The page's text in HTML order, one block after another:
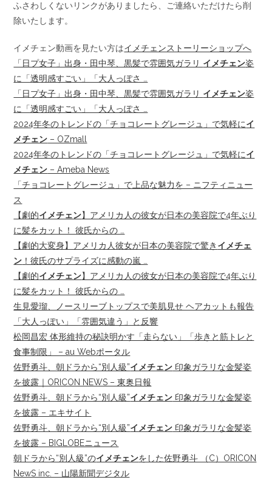
ふさわしくないリンクがありましたら、ご連絡いただけたら削
除いたします。
イメチェン動画を見たい方はイメチェンストーリーショップへ
「日プ女子」出身・田中琴、黒髪で雰囲気ガラリ イメチェン姿
に「透明感すごい」「大人っぽさ …
「日プ女子」出身・田中琴、黒髪で雰囲気ガラリ イメチェン姿
に「透明感すごい」「大人っぽさ …
2024年冬のトレンドの「チョコレートグレージュ」で気軽にイ
メチェン – OZmall
2024年冬のトレンドの「チョコレートグレージュ」で気軽にイ
メチェン – Ameba News
「チョコレートグレージュ」で上品な魅力を – ニフティニュー
ス
【劇的イメチェン】アメリカ人の彼女が日本の美容院で4年ぶり
に髪をカット！ 彼氏からの …
【劇的大変身】アメリカ人彼女が日本の美容院で驚き イメチェ
ン ！彼氏のサプライズに感動の嵐 …
【劇的イメチェン】アメリカ人の彼女が日本の美容院で4年ぶり
に髪をカット！ 彼氏からの …
生見愛瑠、ノースリーブトップスで美肌見せ ヘアカットも報告
「大人っぽい」「雰囲気違う」と反響
松岡昌宏 体形維持の秘訣明かす「走らない」「歩きと筋トレと
食事制限」 – au Webポータル
佐野勇斗、朝ドラから“別人級”イメチェン 印象ガラリな金髪姿
を披露｜ORICON NEWS – 東奥日報
佐野勇斗、朝ドラから“別人級”イメチェン 印象ガラリな金髪姿
を披露 – エキサイト
佐野勇斗、朝ドラから“別人級”イメチェン 印象ガラリな金髪姿
を披露 – BIGLOBEニュース
朝ドラから“別人級”のイメチェンをした佐野勇斗 （C）ORICON
NewS inc. – 山陽新聞デジタル